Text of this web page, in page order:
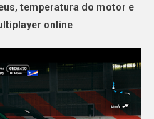
Chega
temperatura do motor e
online